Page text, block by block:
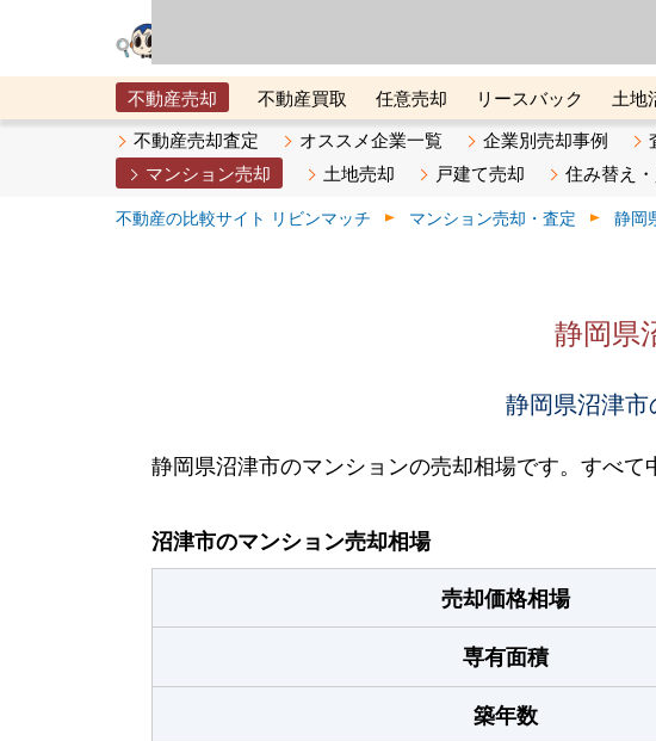
不動産売却 不動産買取 任意売却 リースバック 土地
メタ住宅展示場
ベスト不動産カンパニー オンライン講座
不動産売却査定 オススメ企業一覧 企業別売却事例
マンション売却
土地売却 戸建て売却 住み替え
不動産の比較サイト リビンマッチ マンション売却・査定 静岡
静岡県
静岡県沼津市
静岡県沼津市のマンションの売却相場です。すべて
沼津市のマンション売却相場
売却価格相場
専有面積
築年数